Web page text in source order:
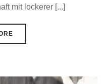
mit lockerer [...]